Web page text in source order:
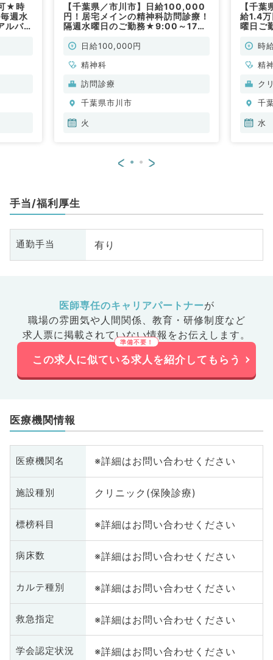
★時
週水
ルバイ
【千葉県／市川市】日給100,000
円！居宅メインの精神科訪問診療！
隔週水曜日のご勤務★9:00～17：
クです◎（内科系／非常勤）
日給100,000円
精神科
訪問診療
千葉県市川市
火
【千
給1.4
曜日ご
クで時
精
ク
千
水
< >
手当/福利厚生
通勤手当 有り
医師専任のキャリアパートナーが
職場の雰囲気や人間関係、 教育・研修制度など
求人票に掲載されていない情報をお伝えします。
この求人に似ている求人を紹介してもらう
医療機関情報
医療機関名 ※詳細はお問い合わせください
施設種別 クリニック(保険診療)
標榜科目 ※詳細はお問い合わせください
病床数 ※詳細はお問い合わせください
カルテ種別 ※詳細はお問い合わせください
救急指定 ※詳細はお問い合わせください
学会認定状況 ※詳細はお問い合わせください